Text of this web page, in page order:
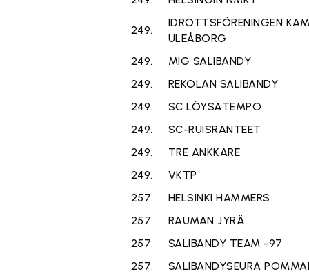
249.
IDROTTSFÖRENINGEN
ULEÅBORG
249.
MIG SALIBANDY
249.
REKOLAN SALIBANDY
249.
SC LÖYSÄTEMPO
249.
SC-RUISRANTEET
249.
TRE ANKKARE
249.
VKTP
257.
HELSINKI HAMMERS
257.
RAUMAN JYRÄ
257.
SALIBANDY TEAM -97
257.
SALIBANDYSEURA